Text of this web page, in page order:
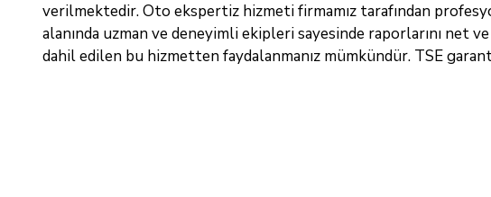
verilmektedir. Oto ekspertiz hizmeti firmamız tarafından
alanında uzman ve deneyimli ekipleri sayesinde raporlarını net
dahil edilen bu hizmetten faydalanmanız mümkündür. TSE